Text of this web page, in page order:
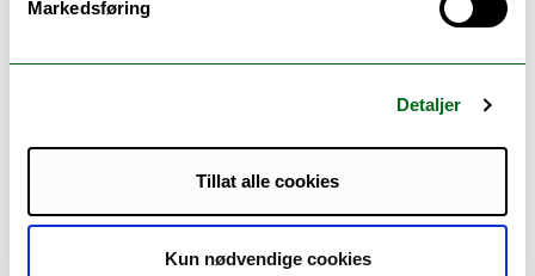
Markedsføring
Detaljer
Tillat alle cookies
Kun nødvendige cookies
undervisere
Kl. 20.00 – 21.00VÅRLYD: Crossover på
Verdensteatret